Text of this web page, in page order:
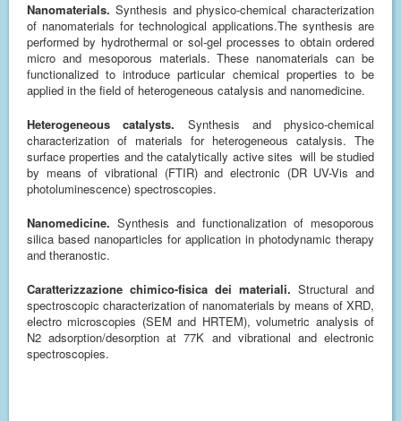
Nanomaterials. Synthesis and physico-chemical characterization
of nanomaterials for technological applications.The synthesis are
performed by hydrothermal or sol-gel processes to obtain ordered
micro and mesoporous materials. These nanomaterials can be
functionalized to introduce particular chemical properties to be
applied in the field of heterogeneous catalysis and nanomedicine.
Heterogeneous catalysts. Synthesis and physico-chemical
characterization of materials for heterogeneous catalysis. The
surface properties and the catalytically active sites will be studied
by means of vibrational (FTIR) and electronic (DR UV-Vis and
photoluminescence) spectroscopies.
Nanomedicine. Synthesis and functionalization of mesoporous
silica based nanoparticles for application in photodynamic therapy
and theranostic.
Caratterizzazione chimico-fisica dei materiali. Structural and
spectroscopic characterization of nanomaterials by means of XRD,
electro microscopies (SEM and HRTEM), volumetric analysis of
N2 adsorption/desorption at 77K and vibrational and electronic
spectroscopies.